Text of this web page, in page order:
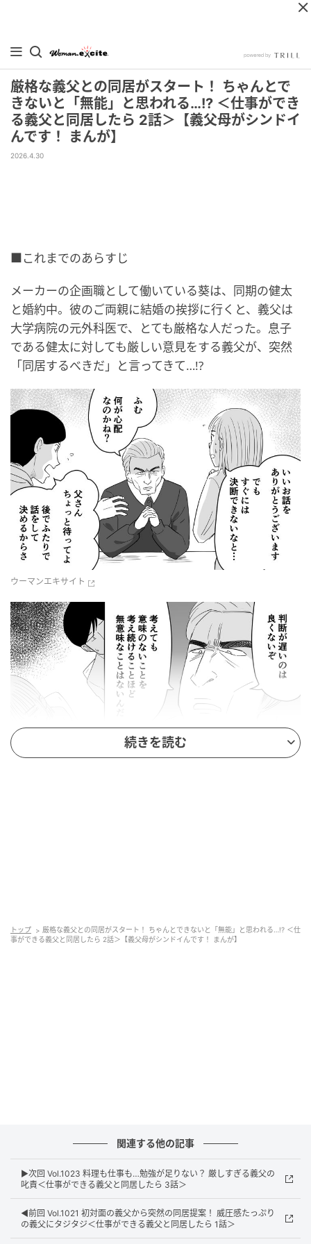
厳格な義父との同居がスタート！ ちゃんとで
きないと「無能」と思われる…!? ＜仕事ができ
る義父と同居したら 2話＞【義父母がシンドイ
んです！ まんが】
2026.4.30
■これまでのあらすじ
メーカーの企画職として働いている葵は、同期の健太
と婚約中。彼のご両親に結婚の挨拶に行くと、義父は
大学病院の元外科医で、とても厳格な人だった。息子
である健太に対しても厳しい意見をする義父が、突然
「同居するべきだ」と言ってきて…!?
ウーマンエキサイト
ウーマンエキサイト
続きを読む
トップ
厳格な義父との同居がスタート！ ちゃんとできないと「無能」と思われる…!? ＜仕
事ができる義父と同居したら 2話＞【義父母がシンドイんです！ まんが】
関連する他の記事
▶︎次回 Vol.1023 料理も仕事も…勉強が足りない？ 厳しすぎる義父の
叱責＜仕事ができる義父と同居したら 3話＞
◀︎前回 Vol.1021 初対面の義父から突然の同居提案！ 威圧感たっぷり
の義父にタジタジ＜仕事ができる義父と同居したら 1話＞